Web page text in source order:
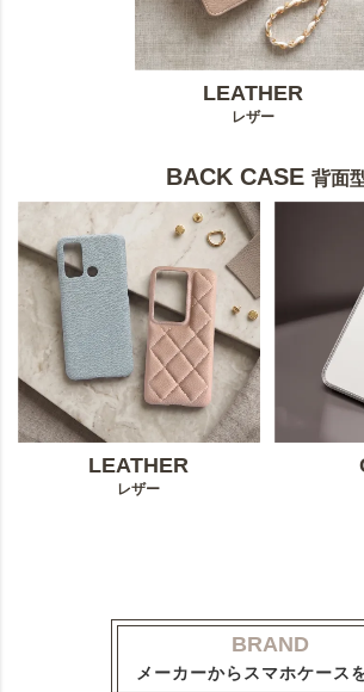
LEATHER
レザー
BACK CASE 背面
LEATHER
レザー
BRAND
メーカーからスマホケース